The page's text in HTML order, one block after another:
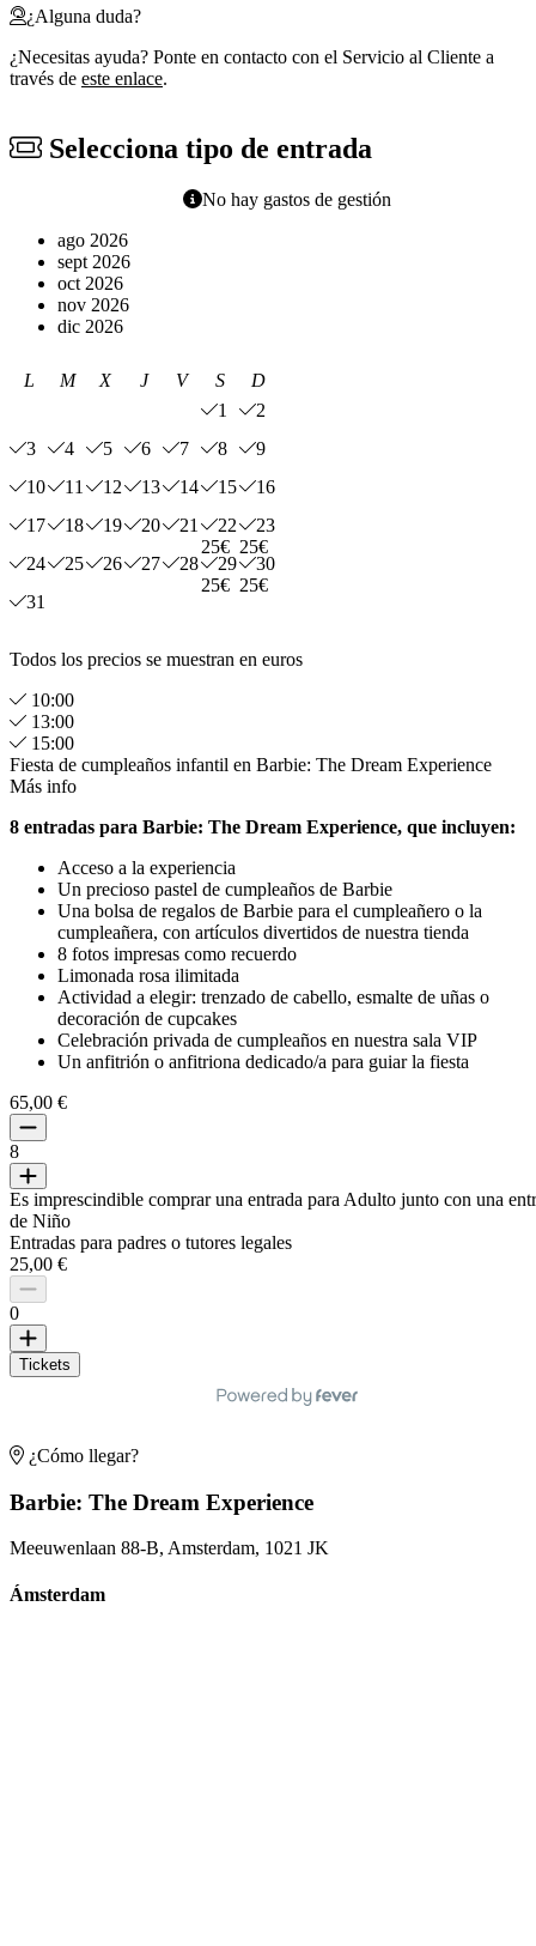
¿Alguna duda?
¿Necesitas ayuda? Ponte en contacto con el Servicio al Cliente a
través de este enlace.
¿Cómo llegar?
Barbie: The Dream Experience
Meeuwenlaan 88-B, Amsterdam, 1021 JK
Ámsterdam
Selecciona tipo de entrada
No hay gastos de gestión
ago 2026
sept 2026
oct 2026
nov 2026
dic 2026
L M X J V S
D
1
2
3
4 5 6 7 8
9
10
11 12 13 14 15
16
17
18 19 20 21
22
25€
23
25€
24
25 26 27 28
29
25€
30
25€
31
Todos los precios se muestran en euros
10:00
13:00
15:00
Fiesta de cumpleaños infantil en Barbie: The Dream Experience
Más info
8 entradas para Barbie: The Dream Experience, que incluyen:
Acceso a la experiencia
Un precioso pastel de cumpleaños de Barbie
Una bolsa de regalos de Barbie para el cumpleañero o la
cumpleañera, con artículos divertidos de nuestra tienda
8 fotos impresas como recuerdo
Limonada rosa ilimitada
Actividad a elegir: trenzado de cabello, esmalte de uñas o
decoración de cupcakes
Celebración privada de cumpleaños en nuestra sala VIP
Un anfitrión o anfitriona dedicado/a para guiar la fiesta
65,00 €
8
Es imprescindible comprar una entrada para Adulto junto con una
de Niño
Entradas para padres o tutores legales
25,00 €
0
Tickets